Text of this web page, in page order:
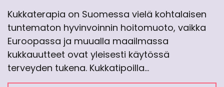
Kukkaterapia on Suomessa vielä kohtalaisen
tuntematon hyvinvoinnin hoitomuoto, vaikka
Euroopassa ja muualla maailmassa
kukkauutteet ovat yleisesti käytössä
terveyden tukena. Kukkatipoilla…